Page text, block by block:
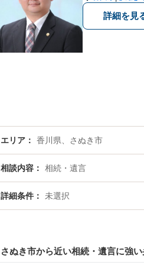
詳細を見
エリア 香川県、さぬき市
相談内容 相続・遺言
詳細条件 未選択
さぬき市から近い相続・遺言に強